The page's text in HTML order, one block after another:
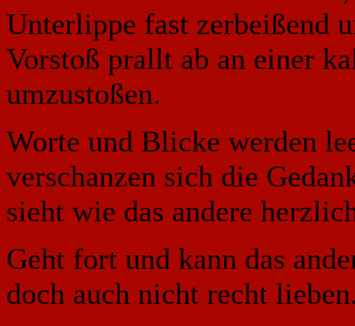
Unterlippe fast zerbeißend
Vorstoß prallt ab an einer
umzustoßen.
Worte und Blicke werden
verschanzen sich die
sieht wie das andere
Geht fort und kann das
doch auch nicht recht